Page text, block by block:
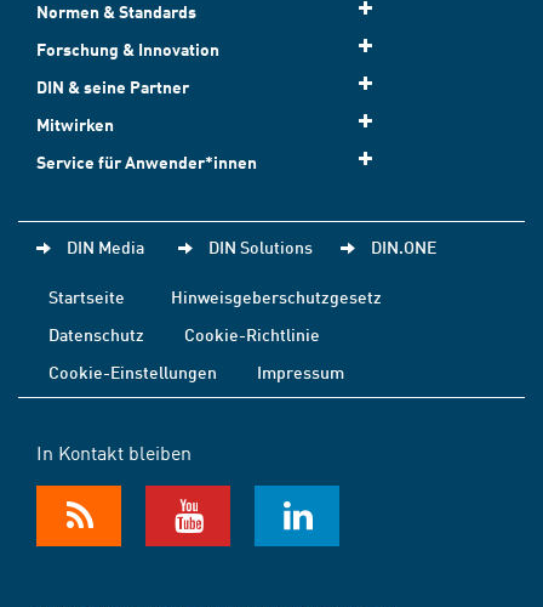
Normen & Standards
Forschung & Innovation
DIN & seine Partner
Mitwirken
Service für Anwender*innen
DIN Media DIN Solutions DIN.ONE
Startseite
Hinweisgeberschutzgesetz
Datenschutz
Cookie-Richtlinie
Cookie-Einstellungen
Impressum
In Kontakt bleiben